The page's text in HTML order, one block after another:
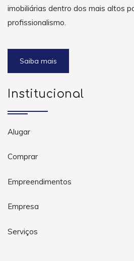
imobiliárias dentro dos mais altos
profissionalismo.
Saiba mais
Institucional
Alugar
Comprar
Empreendimentos
Empresa
Serviços